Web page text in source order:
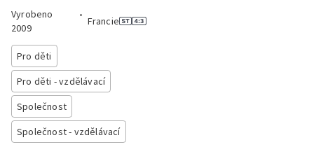
Vyrobeno
2009
•
Francie
Pro děti
Pro děti - vzdělávací
Společnost
Společnost - vzdělávací